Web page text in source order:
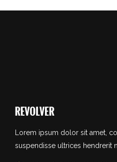
Lorem ipsum dolor sit amet,
suspendisse ultrices hendrerit